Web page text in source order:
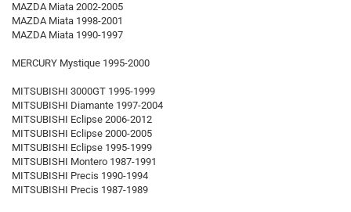
MAZDA Miata 2002-2005
MAZDA Miata 1998-2001
MAZDA Miata 1990-1997
MERCURY Mystique 1995-2000
MITSUBISHI 3000GT 1995-1999
MITSUBISHI Diamante 1997-2004
MITSUBISHI Eclipse 2006-2012
MITSUBISHI Eclipse 2000-2005
MITSUBISHI Eclipse 1995-1999
MITSUBISHI Montero 1987-1991
MITSUBISHI Precis 1990-1994
MITSUBISHI Precis 1987-1989